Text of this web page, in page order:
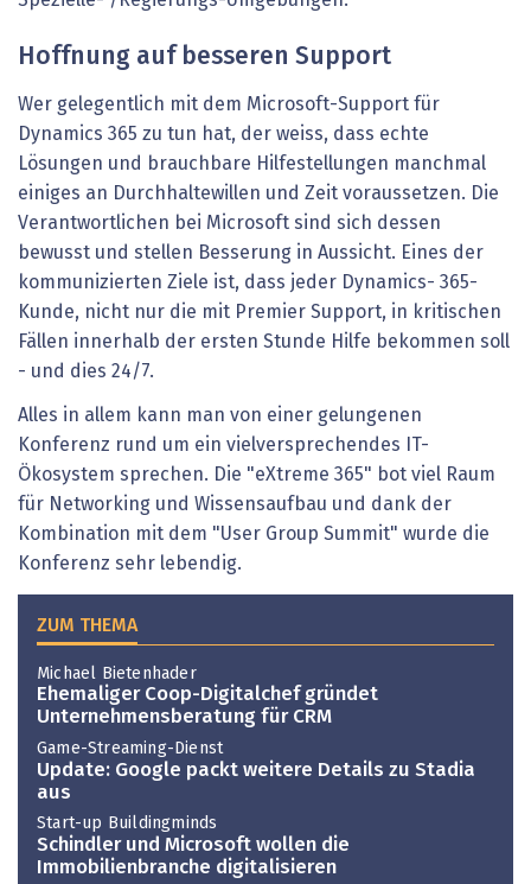
Hoffnung auf besseren Support
Wer gelegentlich mit dem Microsoft-Support für
Dynamics 365 zu tun hat, der weiss, dass echte
Lösungen und brauchbare Hilfestellungen manchmal
einiges an Durchhaltewillen und Zeit voraussetzen. Die
Verantwortlichen bei Microsoft sind sich dessen
bewusst und stellen Besserung in Aussicht. Eines der
kommunizierten Ziele ist, dass jeder Dynamics- 365-
Kunde, nicht nur die mit Premier Support, in kritischen
Fällen innerhalb der ersten Stunde Hilfe bekommen soll
- und dies 24/7.
Alles in allem kann man von einer gelungenen
Konferenz rund um ein vielversprechendes IT-
Ökosystem sprechen. Die "eXtreme 365" bot viel Raum
für Networking und Wissensaufbau und dank der
Kombination mit dem "User Group Summit" wurde die
Konferenz sehr lebendig.
ZUM THEMA
Michael Bietenhader
Ehemaliger Coop-Digitalchef gründet
Unternehmensberatung für CRM
Game-Streaming-Dienst
Update: Google packt weitere Details zu Stadia
aus
Start-up Buildingminds
Schindler und Microsoft wollen die
Immobilienbranche digitalisieren